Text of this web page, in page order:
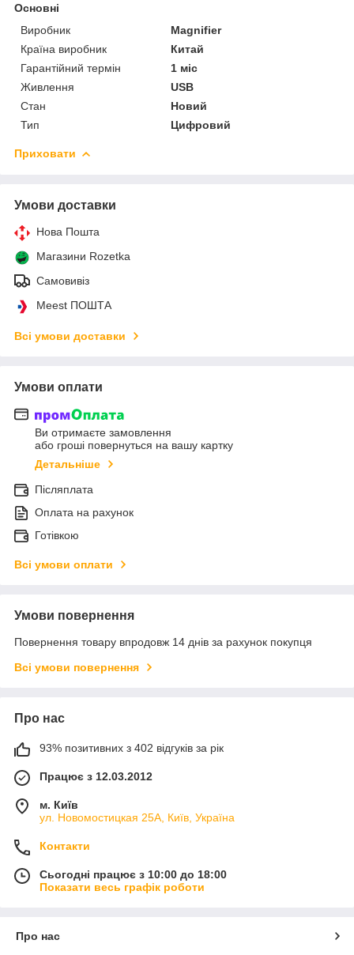
Основні
Виробник
Magnifier
Країна виробник
Китай
Гарантійний термін
1 міс
Живлення
USB
Стан
Новий
Тип
Цифровий
Приховати
Умови доставки
Нова Пошта
Магазини Rozetka
Самовивіз
Meest ПОШТА
Всі умови доставки
Умови оплати
Ви отримаєте замовлення
або гроші повернуться на вашу картку
Детальніше
Післяплата
Оплата на рахунок
Готівкою
Всі умови оплати
Умови повернення
Повернення товару впродовж 14 днів за рахунок покупця
Всі умови повернення
Про нас
93% позитивних з 402 відгуків за рік
Працює з 12.03.2012
м. Київ
ул. Новомостицкая 25А, Київ, Україна
Контакти
Сьогодні працює з 10:00 до 18:00
Показати весь графік роботи
Про нас